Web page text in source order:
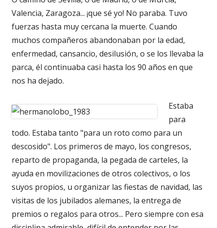
Valencia, Zaragoza... ¡que sé yo! No paraba. Tuvo
fuerzas hasta muy cercana la muerte. Cuando
muchos compañeros abandonaban por la edad,
enfermedad, cansancio, desilusión, o se los llevaba la
parca, él continuaba casi hasta los 90 años en que
nos ha dejado.
Estaba
para
todo. Estaba tanto "para un roto como para un
descosido". Los primeros de mayo, los congresos,
reparto de propaganda, la pegada de carteles, la
ayuda en movilizaciones de otros colectivos, o los
suyos propios, u organizar las fiestas de navidad, las
visitas de los jubilados alemanes, la entrega de
premios o regalos para otros... Pero siempre con esa